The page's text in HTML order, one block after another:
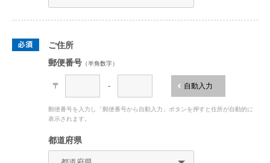
ご住所
郵便番号 （半角数字）
〒 - 自動入力
郵便番号を入力し「郵便番号から自動入力」ボタンを押すと住所が自動的に
表示されます。
都道府県